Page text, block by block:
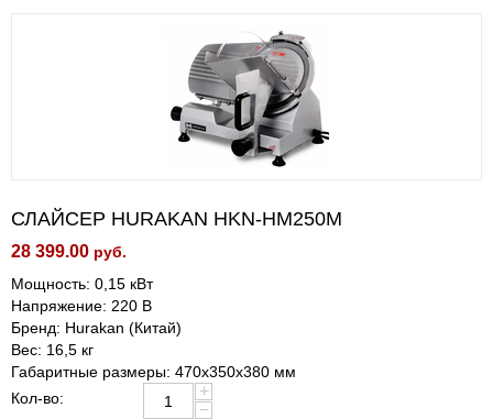
СЛАЙСЕР HURAKAN HKN-HM250M
28 399.00 руб.
Мощность: 0,15 кВт
Напряжение: 220 В
Бренд: Hurakan (Китай)
Вес: 16,5 кг
Габаритные размеры: 470x350x380 мм
Кол-во:
+
−